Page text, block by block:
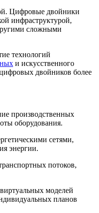
Цифровые двойники
инфраструктурой,
сложными
технологий
и искусственного
двойников более
производственных
оборудования.
сетями,
энергии.
потоков,
моделей
планов